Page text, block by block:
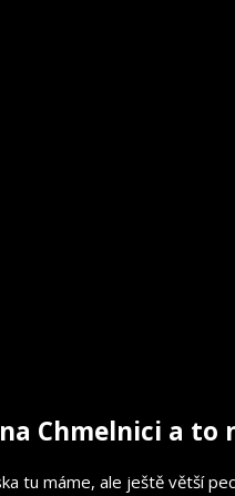
Chmelnici a to
tu máme, ale ještě větší